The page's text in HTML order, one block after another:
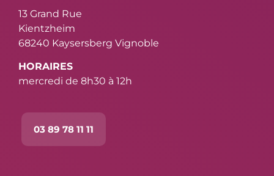
13 Grand Rue
Kientzheim
68240 Kaysersberg Vignoble
HORAIRES
mercredi de 8h30 à 12h
03 89 78 11 11